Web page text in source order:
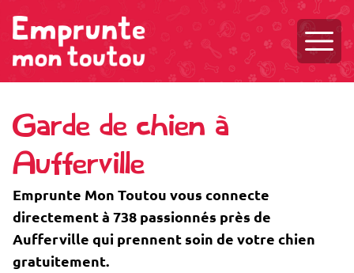
Garde de chien à
Aufferville
Emprunte Mon Toutou vous connecte
directement à 738 passionnés près de
Aufferville qui prennent soin de votre chien
gratuitement.